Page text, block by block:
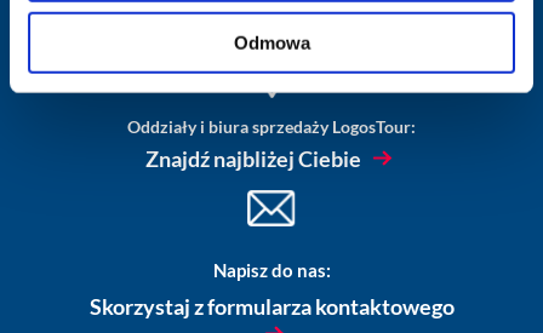
Odmowa
sob.: NIECZYNNE
Oddziały i biura sprzedaży LogosTour:
Znajdź najbliżej Ciebie
Napisz do nas:
Skorzystaj z formularza kontaktowego